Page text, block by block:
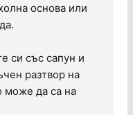
основа или
си със сапун и
разтвор на
може да са на